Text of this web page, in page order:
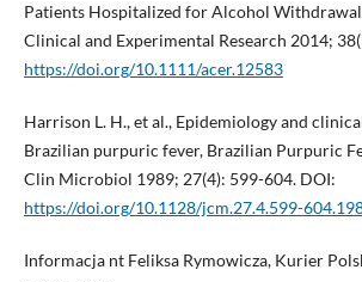
Patients Hospitalized for Alcohol
Clinical and Experimental Research 2014;
https://doi.org/10.1111/acer.12583
Harrison L. H., et al., Epidemiology and
Brazilian purpuric fever, Brazilian Purpuric
Clin Microbiol 1989; 27(4): 599-604. DOI:
https://doi.org/10.1128/jcm.27.4.599-
Informacja nt Feliksa Rymowicza, Kurier